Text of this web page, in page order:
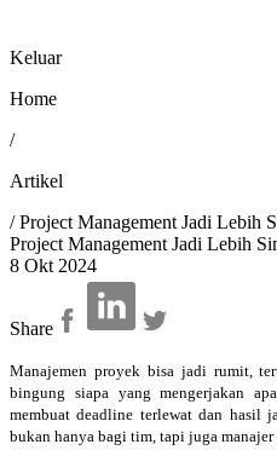
Keluar
Home
/
Artikel
/Project Management Jadi Lebih
Project Management Jadi Lebih
8 Okt 2024
Share
Manajemen proyek bisa jadi rumit,
bingung siapa yang mengerjakan
membuat deadline terlewat dan hasil
bukan hanya bagi tim, tapi juga manajer